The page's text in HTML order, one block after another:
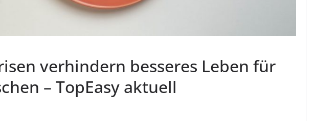
verhindern besseres Leben für
– TopEasy aktuell